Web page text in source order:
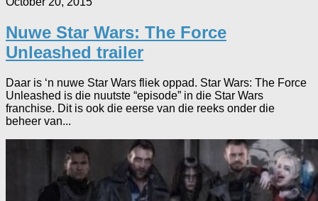
Nuwe Star Wars: The Force
Unleashed trailer
Daar is ‘n nuwe Star Wars fliek oppad. Star Wars: The Force
Unleashed is die nuutste “episode” in die Star Wars
franchise. Dit is ook die eerse van die reeks onder die
beheer van...